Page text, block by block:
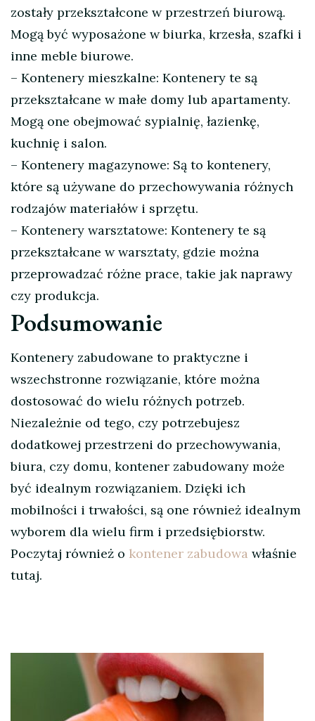
zostały przekształcone w przestrzeń biurową.
Mogą być wyposażone w biurka, krzesła, szafki i
inne meble biurowe.
– Kontenery mieszkalne: Kontenery te są
przekształcane w małe domy lub apartamenty.
Mogą one obejmować sypialnię, łazienkę,
kuchnię i salon.
– Kontenery magazynowe: Są to kontenery,
które są używane do przechowywania różnych
rodzajów materiałów i sprzętu.
– Kontenery warsztatowe: Kontenery te są
przekształcane w warsztaty, gdzie można
przeprowadzać różne prace, takie jak naprawy
czy produkcja.
Podsumowanie
Kontenery zabudowane to praktyczne i
wszechstronne rozwiązanie, które można
dostosować do wielu różnych potrzeb.
Niezależnie od tego, czy potrzebujesz
dodatkowej przestrzeni do przechowywania,
biura, czy domu, kontener zabudowany może
być idealnym rozwiązaniem. Dzięki ich
mobilności i trwałości, są one również idealnym
wyborem dla wielu firm i przedsiębiorstw.
Poczytaj również o kontener zabudowa właśnie
tutaj.
Nawigacja